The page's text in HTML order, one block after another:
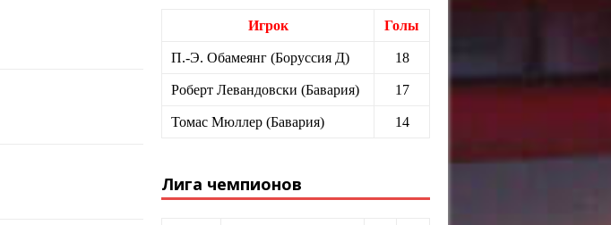
Игрок Голы
П.-Э. Обамеянг (Боруссия Д) 18
Роберт Левандовски (Бавария) 17
Томас Мюллер (Бавария) 14
Лига чемпионов